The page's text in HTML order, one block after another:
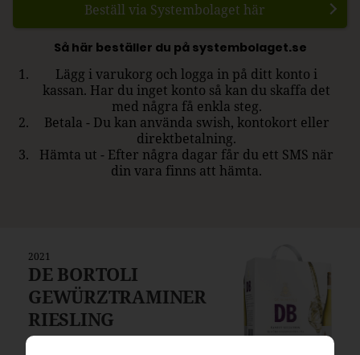
2021
DE BORTOLI
GEWÜRZTRAMINER
RIESLING
Beställ via Systembolaget här
Så här beställer du på systembolaget.se
Lägg i varukorg och logga in på ditt konto i
kassan. Har du inget konto så kan du skaffa det
med några få enkla steg.
Betala - Du kan använda swish, kontokort eller
direktbetalning.
Hämta ut - Efter några dagar får du ett SMS när
din vara finns att hämta.